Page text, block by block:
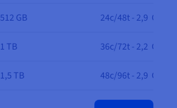
512 GB
24c/48t - 2,9 GHz
1 TB
36c/72t - 2,2 GHz
1,5 TB 48c/96t - 2,9 GHz